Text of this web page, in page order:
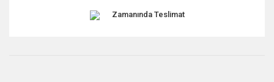
Zamanında Teslimat